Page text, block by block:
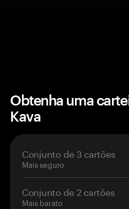
Obtenha uma
Kava
Conjunto de 3 cartões
Mais seguro
Conjunto de 2 cartões
Mais barato